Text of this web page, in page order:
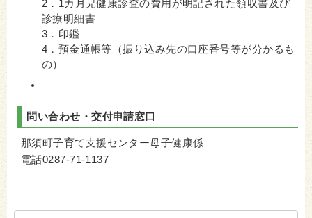
2．1カ月児健康診査の費用が明記された領収書及び
診療明細書
3．印鑑
4．預金通帳等（振り込み先の口座番号等が分かるも
の）
問い合わせ・交付申請窓口
那須町子育て支援センター母子健康係
電話0287-71-1137